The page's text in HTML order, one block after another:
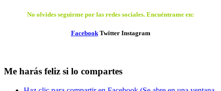
No olvides seguirme por las redes sociales. Encuéntrame en:
FacebookTwitter Instagram
Me harás feliz si lo compartes